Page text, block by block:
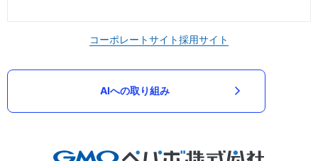
コーポレートサイト採用サイト
AIへの取り組み